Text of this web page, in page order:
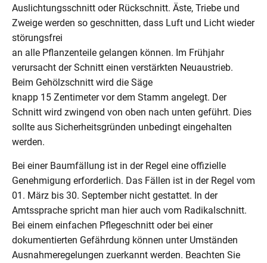
Auslichtungsschnitt oder Rückschnitt. Äste, Triebe und
Zweige werden so geschnitten, dass Luft und Licht wieder
störungsfrei
an alle Pflanzenteile gelangen können. Im Frühjahr
verursacht der Schnitt einen verstärkten Neuaustrieb.
Beim Gehölzschnitt wird die Säge
knapp 15 Zentimeter vor dem Stamm angelegt. Der
Schnitt wird zwingend von oben nach unten geführt. Dies
sollte aus Sicherheitsgründen unbedingt eingehalten
werden.
Bei einer Baumfällung ist in der Regel eine offizielle
Genehmigung erforderlich. Das Fällen ist in der Regel vom
01. März bis 30. September nicht gestattet. In der
Amtssprache spricht man hier auch vom Radikalschnitt.
Bei einem einfachen Pflegeschnitt oder bei einer
dokumentierten Gefährdung können unter Umständen
Ausnahmeregelungen zuerkannt werden. Beachten Sie